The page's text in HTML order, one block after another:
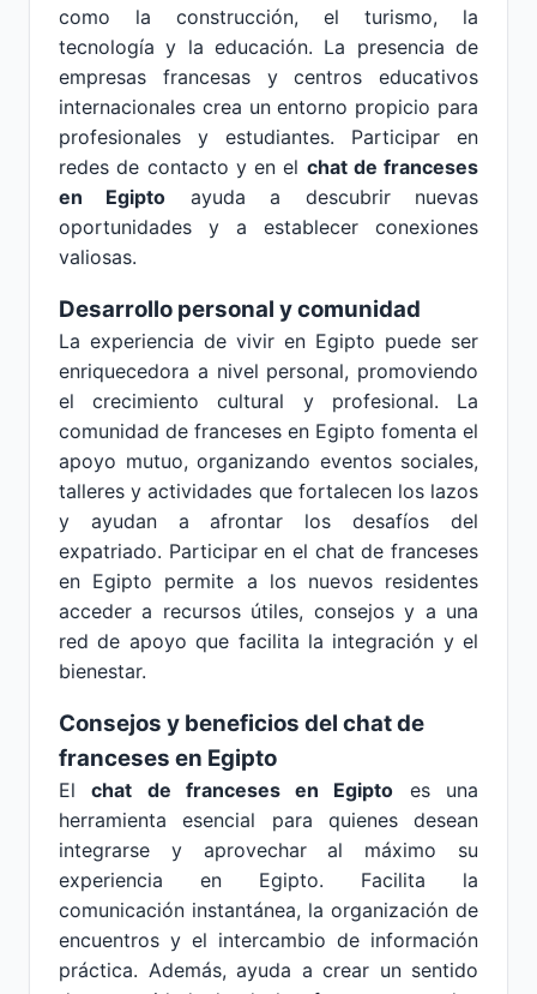
como la construcción, el turismo, la
tecnología y la educación. La presencia de
empresas francesas y centros educativos
internacionales crea un entorno propicio para
profesionales y estudiantes. Participar en
redes de contacto y en el chat de franceses
en Egipto ayuda a descubrir nuevas
oportunidades y a establecer conexiones
valiosas.
Desarrollo personal y comunidad
La experiencia de vivir en Egipto puede ser
enriquecedora a nivel personal, promoviendo
el crecimiento cultural y profesional. La
comunidad de franceses en Egipto fomenta el
apoyo mutuo, organizando eventos sociales,
talleres y actividades que fortalecen los lazos
y ayudan a afrontar los desafíos del
expatriado. Participar en el chat de franceses
en Egipto permite a los nuevos residentes
acceder a recursos útiles, consejos y a una
red de apoyo que facilita la integración y el
bienestar.
Consejos y beneficios del chat de
franceses en Egipto
Elchat de franceses en Egipto es una
herramienta esencial para quienes desean
integrarse y aprovechar al máximo su
experiencia en Egipto. Facilita la
comunicación instantánea, la organización de
encuentros y el intercambio de información
práctica. Además, ayuda a crear un sentido